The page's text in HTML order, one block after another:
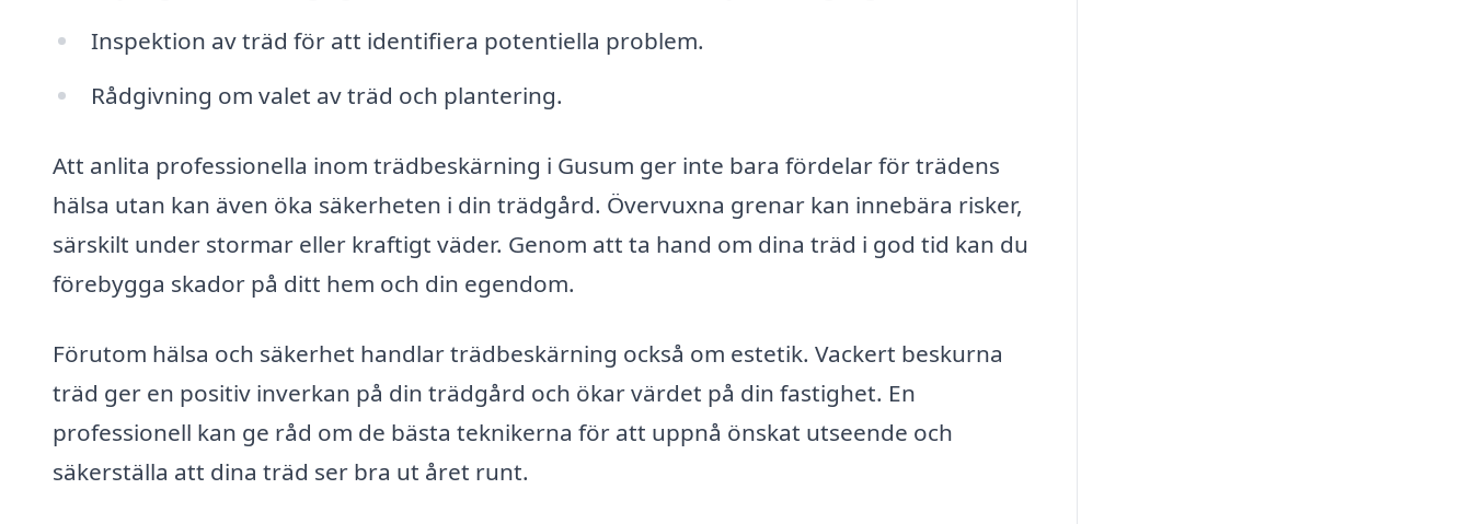
Inspektion av träd för att identifiera potentiella problem.
Rådgivning om valet av träd och plantering.
Att anlita professionella inom trädbeskärning i Gusum ger inte bara fördelar för trädens
hälsa utan kan även öka säkerheten i din trädgård. Övervuxna grenar kan innebära risker,
särskilt under stormar eller kraftigt väder. Genom att ta hand om dina träd i god tid kan du
förebygga skador på ditt hem och din egendom.
Förutom hälsa och säkerhet handlar trädbeskärning också om estetik. Vackert beskurna
träd ger en positiv inverkan på din trädgård och ökar värdet på din fastighet. En
professionell kan ge råd om de bästa teknikerna för att uppnå önskat utseende och
säkerställa att dina träd ser bra ut året runt.